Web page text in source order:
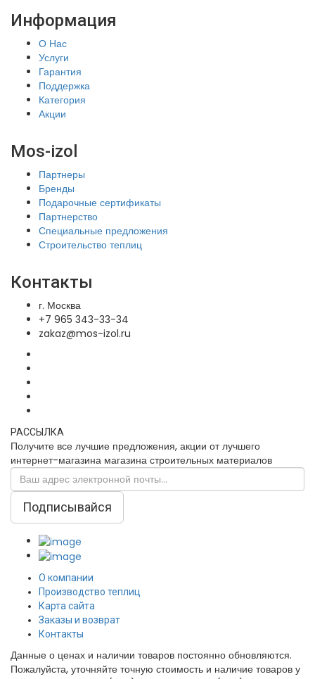
Информация
О Нас
Услуги
Гарантия
Поддержка
Категория
Акции
Mos-izol
Партнеры
Бренды
Подарочные сертификаты
Партнерство
Специальные предложения
Строительство теплиц
Контакты
г. Москва
+7 965 343-33-34
zakaz@mos-izol.ru
РАССЫЛКА
Получите все лучшие предложения, акции от лучшего
интернет-магазина магазина строительных материалов
Подписывайся
О компании
Производство теплиц
Карта сайта
Заказы и возврат
Контакты
Данные о ценах и наличии товаров постоянно обновляются.
Пожалуйста, уточняйте точную стоимость и наличие товаров у